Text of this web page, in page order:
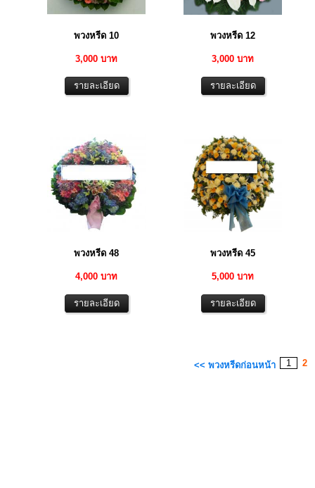
พวงหรีด 10
3,000 บาท
พวงหรีด 12
3,000 บาท
พวงหรีด 48
4,000 บาท
พวงหรีด 45
5,000 บาท
<< พวงหรีดก่อนหน้า 1 2